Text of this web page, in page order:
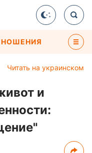
Читать на украинском
и